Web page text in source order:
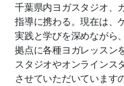
千葉県内ヨガスタジオ、
指導に携わる。現在は、
実践と学びを深めながら
拠点に各種ヨガレッスン
スタジオやオンラインス
させていただいています